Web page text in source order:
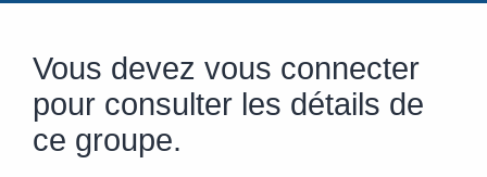
Vous devez vous connecter
pour consulter les détails de
ce groupe.